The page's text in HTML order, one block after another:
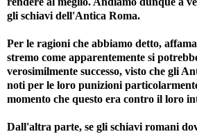
gli schiavi dell'Antica Roma.
Per le ragioni che abbiamo detto,
stremo come apparentemente si
verosimilmente successo, visto che gli
noti per le loro punizioni
momento che questo era contro il loro
Dall'altra parte, se gli schiavi romani